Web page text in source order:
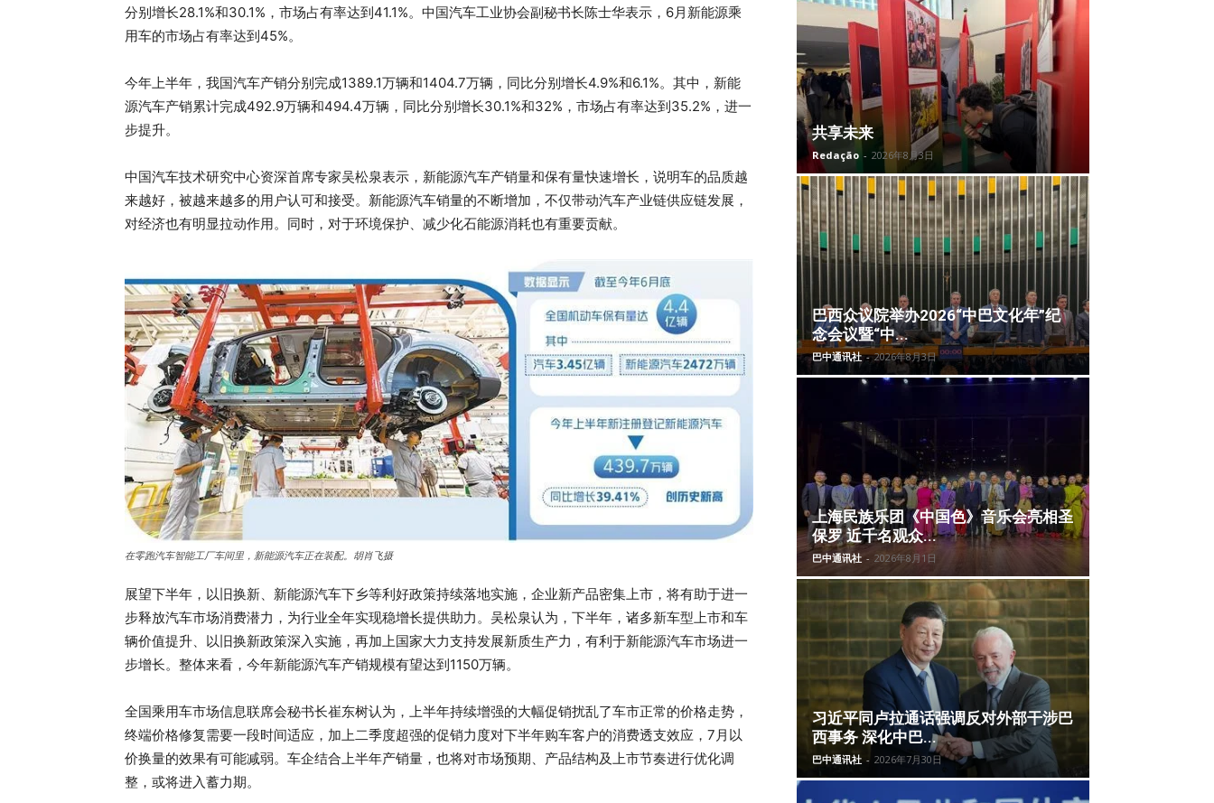
分别增长28.1%和30.1%，市场占有率达到41.1%。中国汽车工业协会副秘书长陈士华表示，6月新能源乘
用车的市场占有率达到45%。
今年上半年，我国汽车产销分别完成1389.1万辆和1404.7万辆，同比分别增长4.9%和6.1%。其中，新能
源汽车产销累计完成492.9万辆和494.4万辆，同比分别增长30.1%和32%，市场占有率达到35.2%，进一
步提升。
中国汽车技术研究中心资深首席专家吴松泉表示，新能源汽车产销量和保有量快速增长，说明车的品质越
来越好，被越来越多的用户认可和接受。新能源汽车销量的不断增加，不仅带动汽车产业链供应链发展，
对经济也有明显拉动作用。同时，对于环境保护、减少化石能源消耗也有重要贡献。
在零跑汽车智能工厂车间里，新能源汽车正在装配。胡肖飞摄
展望下半年，以旧换新、新能源汽车下乡等利好政策持续落地实施，企业新产品密集上市，将有助于进一
步释放汽车市场消费潜力，为行业全年实现稳增长提供助力。吴松泉认为，下半年，诸多新车型上市和车
辆价值提升、以旧换新政策深入实施，再加上国家大力支持发展新质生产力，有利于新能源汽车市场进一
步增长。整体来看，今年新能源汽车产销规模有望达到1150万辆。
全国乘用车市场信息联席会秘书长崔东树认为，上半年持续增强的大幅促销扰乱了车市正常的价格走势，
终端价格修复需要一段时间适应，加上二季度超强的促销力度对下半年购车客户的消费透支效应，7月以
价换量的效果有可能减弱。车企结合上半年产销量，也将对市场预期、产品结构及上市节奏进行优化调
整，或将进入蓄力期。
共享未来
Redação - 2026年8月3日
巴西众议院举办2026“中巴文化年”纪
念会议暨“中...
巴中通讯社 - 2026年8月3日
上海民族乐团《中国色》音乐会亮相圣
保罗 近千名观众...
巴中通讯社 - 2026年8月1日
习近平同卢拉通话强调反对外部干涉巴
西事务 深化中巴...
巴中通讯社 - 2026年7月30日